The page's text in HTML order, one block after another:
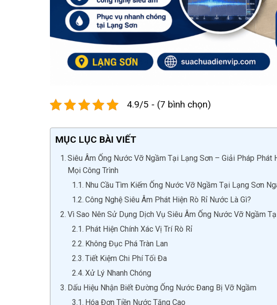
4.9/5 - (7 bình chọn)
MỤC LỤC BÀI VIẾT
Siêu Âm Ống Nước Vỡ Ngầm Tại Lạng Sơn – Giải Pháp Phát
Mọi Công Trình
Nhu Cầu Tìm Kiếm Ống Nước Vỡ Ngầm Tại Lạng Sơn
Công Nghệ Siêu Âm Phát Hiện Rò Rỉ Nước Là Gì?
Vì Sao Nên Sử Dụng Dịch Vụ Siêu Âm Ống Nước Vỡ Ngầm
Phát Hiện Chính Xác Vị Trí Rò Rỉ
Không Đục Phá Tràn Lan
Tiết Kiệm Chi Phí Tối Đa
Xử Lý Nhanh Chóng
Dấu Hiệu Nhận Biết Đường Ống Nước Đang Bị Vỡ Ngầm
Hóa Đơn Tiền Nước Tăng Cao